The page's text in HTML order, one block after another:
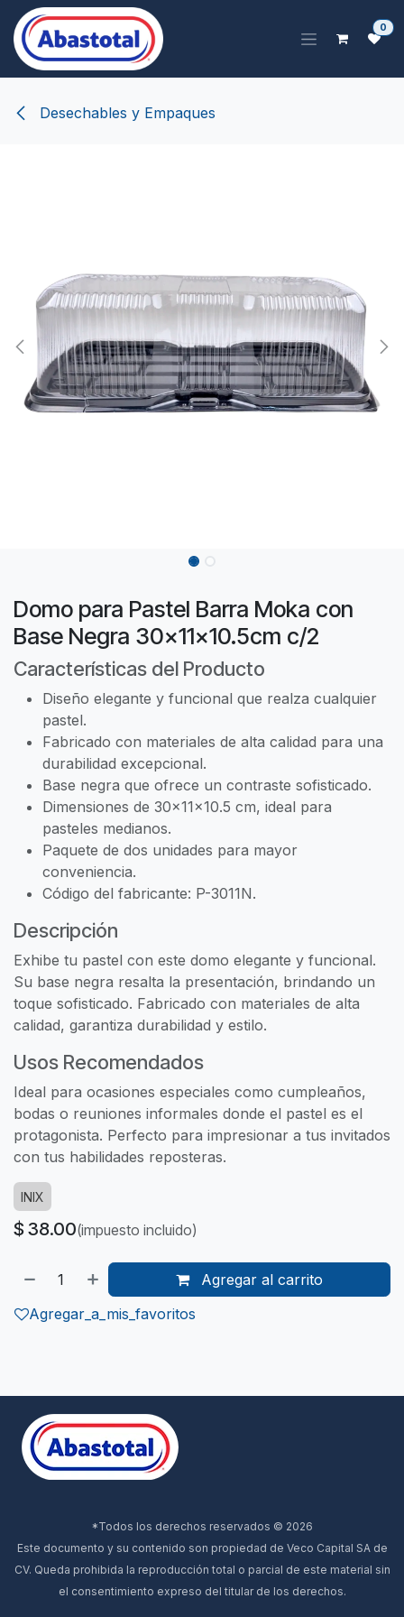
Ir al contenido
0
Desechables y Empaques
Domo para Pastel Barra Moka con
Base Negra 30x11x10.5cm c/2
Características del Producto
Diseño elegante y funcional que realza cualquier
pastel.
Fabricado con materiales de alta calidad para una
durabilidad excepcional.
Base negra que ofrece un contraste sofisticado.
Dimensiones de 30x11x10.5 cm, ideal para
pasteles medianos.
Paquete de dos unidades para mayor
conveniencia.
Código del fabricante: P-3011N.
Descripción
Exhibe tu pastel con este domo elegante y funcional.
Su base negra resalta la presentación, brindando un
toque sofisticado. Fabricado con materiales de alta
calidad, garantiza durabilidad y estilo.
Usos Recomendados
Ideal para ocasiones especiales como cumpleaños,
bodas o reuniones informales donde el pastel es el
protagonista. Perfecto para impresionar a tus invitados
con tus habilidades reposteras.
INIX
$ 38.00(impuesto incluido)
Agregar al carrito
Agregar_a_mis_favoritos
*Todos los derechos reservados © 2026
Este documento y su contenido son propiedad de Veco Capital SA de
CV. Queda prohibida la reproducción total o parcial de este material sin
el consentimiento expreso del titular de los derechos.